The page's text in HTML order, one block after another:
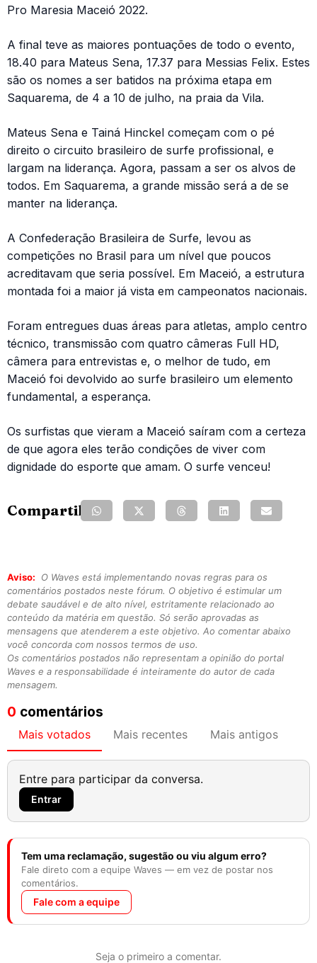
Pro Maresia Maceió 2022.
A final teve as maiores pontuações de todo o evento,
18.40 para Mateus Sena, 17.37 para Messias Felix. Estes
são os nomes a ser batidos na próxima etapa em
Saquarema, de 4 a 10 de julho, na praia da Vila.
Mateus Sena e Tainá Hinckel começam com o pé
direito o circuito brasileiro de surfe profissional, e
largam na liderança. Agora, passam a ser os alvos de
todos. Em Saquarema, a grande missão será a de se
manter na liderança.
A Confederação Brasileira de Surfe, levou as
competições no Brasil para um nível que poucos
acreditavam que seria possível. Em Maceió, a estrutura
montada foi a maior já vista em campeonatos nacionais.
Foram entregues duas áreas para atletas, amplo centro
técnico, transmissão com quatro câmeras Full HD,
câmera para entrevistas e, o melhor de tudo, em
Maceió foi devolvido ao surfe brasileiro um elemento
fundamental, a esperança.
Os surfistas que vieram a Maceió saíram com a certeza
de que agora eles terão condições de viver com
dignidade do esporte que amam. O surfe venceu!
Compartilhe:
Aviso:
O Waves está implementando novas regras para os
comentários postados neste fórum. O objetivo é estimular um
debate saudável e de alto nível, estritamente relacionado ao
conteúdo da matéria em questão. Só serão aprovadas as
mensagens que atenderem a este objetivo. Ao comentar abaixo
você concorda com nossos termos de uso.
Os comentários postados não representam a opinião do portal
Waves e a responsabilidade é inteiramente do autor de cada
mensagem.
0 comentários
Mais votados Mais recentes Mais antigos
Entre para participar da conversa.
Entrar
Tem uma reclamação, sugestão ou viu algum erro?
Fale direto com a equipe Waves — em vez de postar nos
comentários.
Fale com a equipe
Seja o primeiro a comentar.